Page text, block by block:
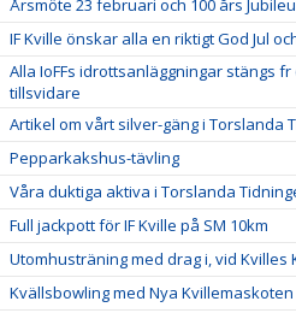
Årsmöte 23 februari och 100 års
IF Kville önskar alla en riktigt God Jul
Alla IoFFs idrottsanläggningar stängs
tillsvidare
Artikel om vårt silver-gäng i Torslanda
Pepparkakshus-tävling
Våra duktiga aktiva i Torslanda
Full jackpott för IF Kville på SM 10km
Utomhusträning med drag i, vid Kvilles
Kvällsbowling med Nya Kvillemaskoten